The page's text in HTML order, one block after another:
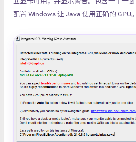
配置 Windows 让 Java 使用正确的 GPU。